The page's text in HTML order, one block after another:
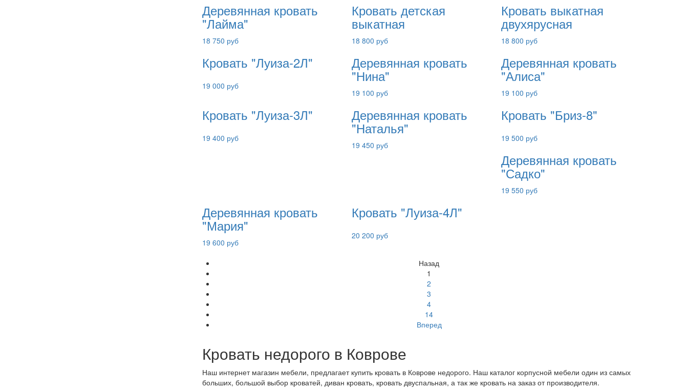
Деревянная кровать
"Лайма"
18 750 руб
Кровать детская
выкатная
18 800 руб
Кровать выкатная
двухярусная
18 800 руб
Кровать "Луиза-2Л"
19 000 руб
Деревянная кровать
"Нина"
19 100 руб
Деревянная кровать
"Алиса"
19 100 руб
Кровать "Луиза-3Л"
19 400 руб
Деревянная кровать
"Наталья"
19 450 руб
Кровать "Бриз-8"
19 500 руб
Деревянная кровать
"Садко"
19 550 руб
Деревянная кровать
"Мария"
19 600 руб
Кровать "Луиза-4Л"
20 200 руб
Назад
1
2
3
4
14
Вперед
Кровать недорого в Коврове
Наш интернет магазин мебели, предлагает купить кровать в Коврове недорого. Наш каталог корпусной мебели один из самых
больших, большой выбор кроватей, диван кровать, кровать двуспальная, а так же кровать на заказ от производителя.